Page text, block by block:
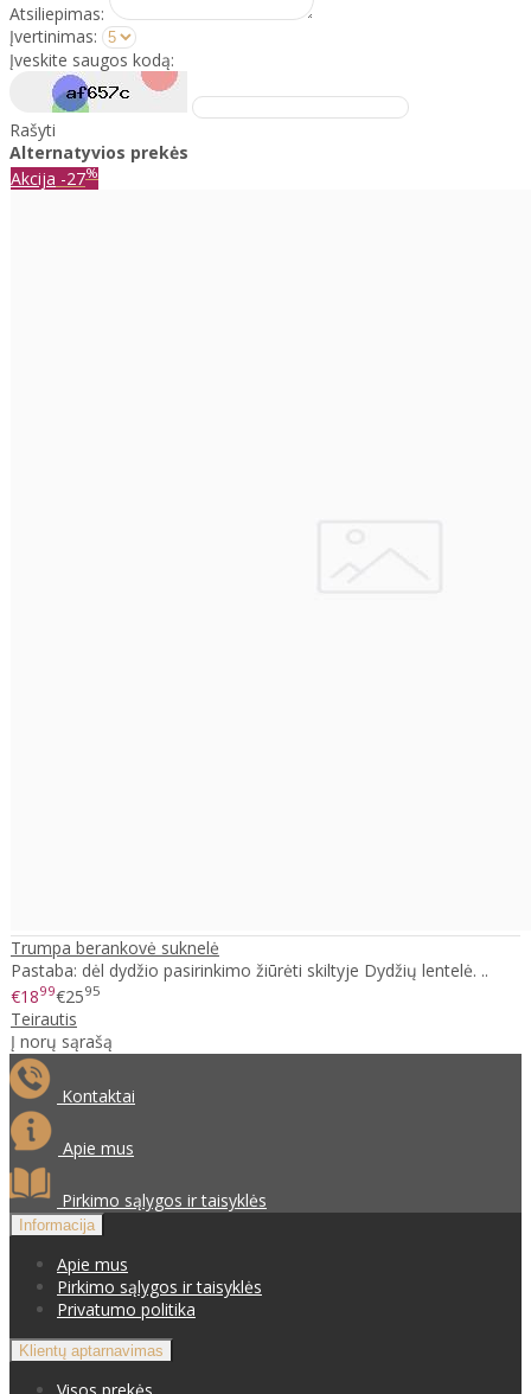
Atsiliepimas:
Įvertinimas:
Įveskite saugos kodą:
Rašyti
Alternatyvios prekės
Akcija -27%
Trumpa berankovė suknelė
Pastaba: dėl dydžio pasirinkimo žiūrėti skiltyje Dydžių lentelė. ..
€1899€2595
Teirautis
Į norų sąrašą
Kontaktai
Apie mus
Pirkimo sąlygos ir taisyklės
Informacija
Apie mus
Pirkimo sąlygos ir taisyklės
Privatumo politika
Klientų aptarnavimas